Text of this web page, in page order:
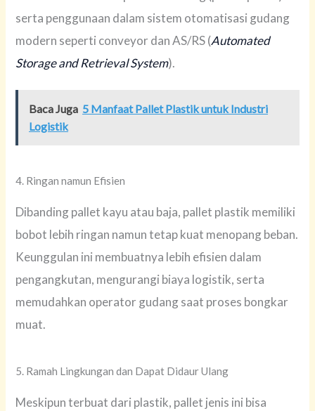
serta penggunaan dalam sistem otomatisasi gudang
modern seperti conveyor dan AS/RS (Automated
Storage and Retrieval System).
Baca Juga 5 Manfaat Pallet Plastik untuk Industri
Logistik
4. Ringan namun Efisien
Dibanding pallet kayu atau baja, pallet plastik memiliki
bobot lebih ringan namun tetap kuat menopang beban.
Keunggulan ini membuatnya lebih efisien dalam
pengangkutan, mengurangi biaya logistik, serta
memudahkan operator gudang saat proses bongkar
muat.
5. Ramah Lingkungan dan Dapat Didaur Ulang
Meskipun terbuat dari plastik, pallet jenis ini bisa